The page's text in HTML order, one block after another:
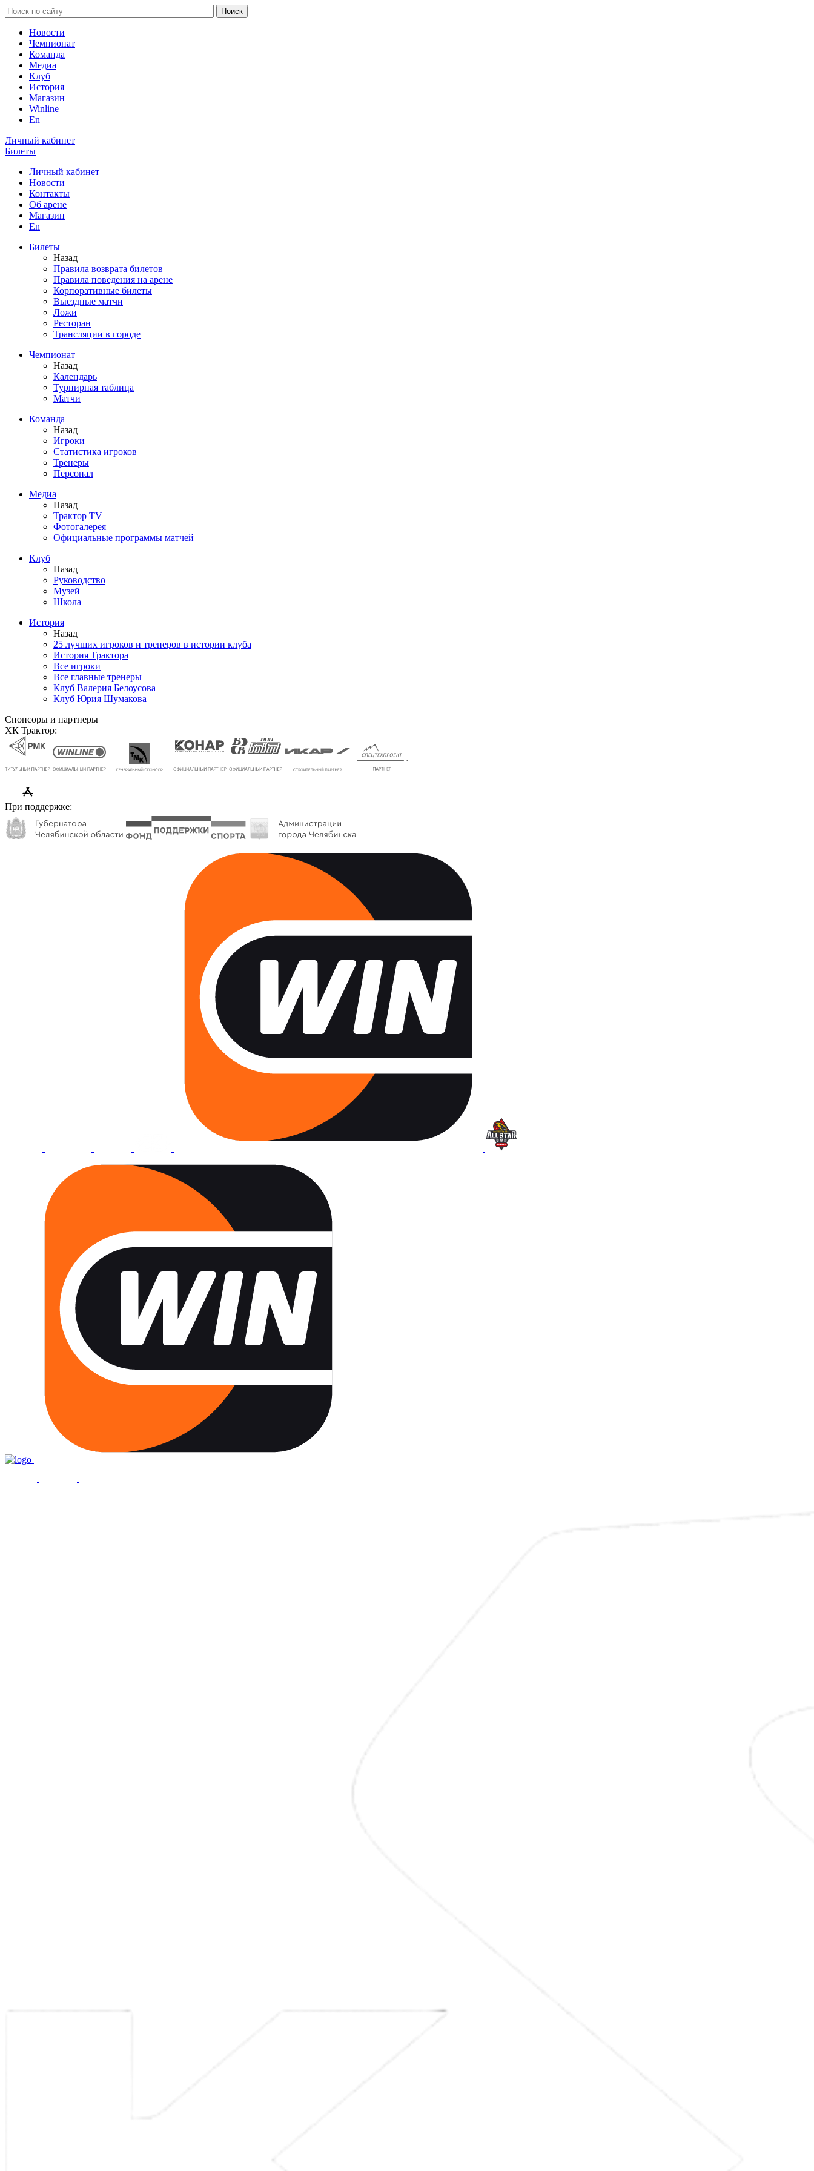
Новости
Чемпионат
Команда
Медиа
Клуб
История
Магазин
Winline
En
Личный кабинет
Билеты
Личный кабинет
Новости
Контакты
Об арене
Магазин
En
Билеты
Назад
Правила возврата билетов
Правила поведения на арене
Корпоративные билеты
Выездные матчи
Ложи
Ресторан
Трансляции в городе
Чемпионат
Назад
Календарь
Турнирная таблица
Матчи
Команда
Назад
Игроки
Статистика игроков
Тренеры
Персонал
Медиа
Назад
Трактор TV
Фотогалерея
Официальные программы матчей
Клуб
Назад
Руководство
Музей
Школа
История
Назад
25 лучших игроков и тренеров в истории клуба
История Трактора
Все игроки
Все главные тренеры
Клуб Валерия Белоусова
Клуб Юрия Шумакова
Спонсоры и партнеры
ХК Трактор:
При поддержке: